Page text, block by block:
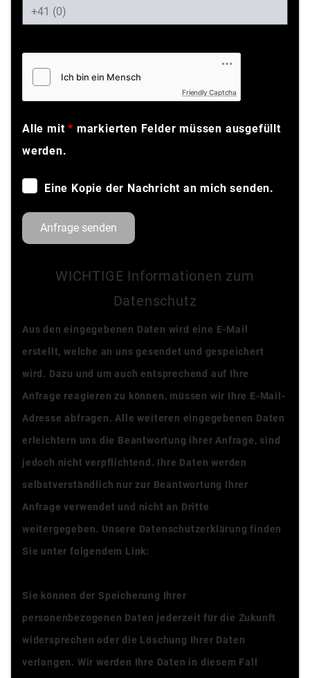
Friendly Captcha
Alle mit* markierten Felder müssen ausgefüllt
werden.
Eine Kopie der Nachricht an mich senden.
Anfrage senden
WICHTIGE Informationen zum
Datenschutz
Aus den eingegebenen Daten wird eine E-Mail
erstellt, welche an uns gesendet und gespeichert
wird. Dazu und um auch entsprechend auf Ihre
Anfrage reagieren zu können, müssen wir Ihre E-Mail-
Adresse abfragen. Alle weiteren eingegebenen Daten
erleichtern uns die Beantwortung ihrer Anfrage, sind
jedoch nicht verpflichtend. Ihre Daten werden
selbstverständlich nur zur Beantwortung Ihrer
Anfrage verwendet und nicht an Dritte
weitergegeben. Unsere Datenschutzerklärung finden
Sie unter folgendem Link:
Sie können der Speicherung Ihrer
personenbezogenen Daten jederzeit für die Zukunft
widersprechen oder die Löschung Ihrer Daten
verlangen. Wir werden Ihre Daten in diesem Fall